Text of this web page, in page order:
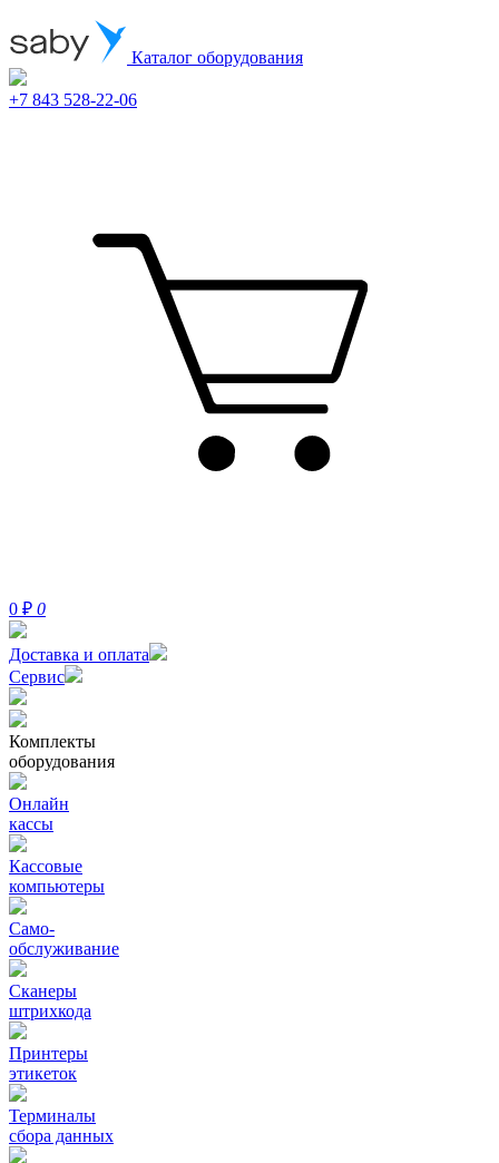
Каталог оборудования
+7 843 528-22-06
0 ₽ 0
Доставка и оплата
Сервис
Комплекты
оборудования
Онлайн
кассы
Кассовые
компьютеры
Само-
обслуживание
Сканеры
штрихкода
Принтеры
этикеток
Терминалы
сбора данных